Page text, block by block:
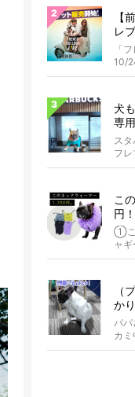
【
レ
だ
プ
「
10/
レブ
犬
専
ル
スタ
フ
で
こ
円
ア
①こ
ャ
シャ
（
か
レ
パパ
カ
か、